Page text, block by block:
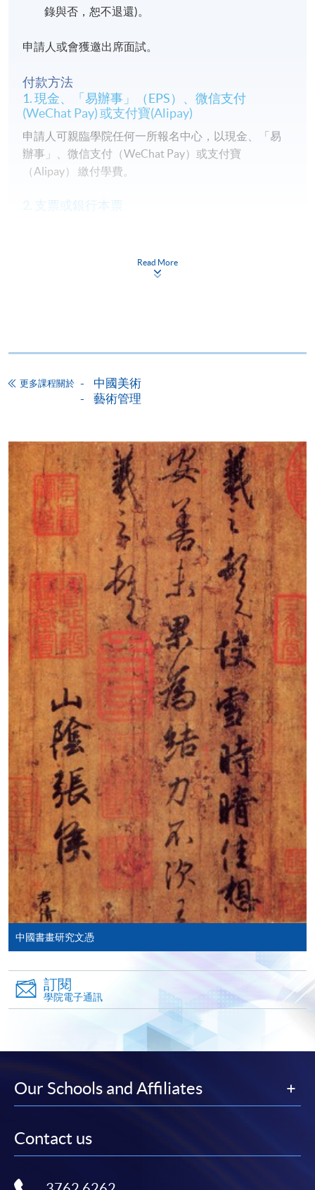
錄與否，恕不退還)。
申請人或會獲邀出席面試。
付款方法
1. 現金、「易辦事」（EPS）、微信支付
(WeChat Pay) 或支付寶(Alipay)
申請人可親臨學院任何一所報名中心，以現金、「易
辦事」、微信支付（WeChat Pay）或支付寶
（Alipay） 繳付學費。
2. 支票或銀行本票
人資料概不負責。
Mastercard（包括「香港大學專業進修學院
Mastercard卡」）繳付學費。香港大學專業進修學院
Mastercard卡持有人，如報讀課程滿港幣2,000元，可
享有十個月免息分期付款優惠，惟課程申請人必須為
信用卡持有人。詳情請向學院報名中心職員查詢。
4. 網上繳費服務
大部份公開招生的課程（以先到先得形式報名）及個
別學歷頒授課程提供網上報名/註冊服務，申請人可在
網上使用「繳費靈」（不適用於手機）、VISA或
Mastercard繳付有關課程的報名費或學費。除上述支
付方式之外，如就讀學歷頒授課程設有網上服務，學
員亦可以微信支付（Online WeChat Pay）、支付寶
（Online Alipay）或轉數快（FPS）繳付學費，詳情請
報名辦法 - 網上報名服務。
注意事項:
如報讀課程將在五個工作天內開課，為免郵遞延誤報
名程序，建議申請人親身到學院報名中心報名，並避
免使用支票付款。
除由學院裁定的特殊情況（例如課程因報名人數不足
而取消）之外，一切已繳費用概不退還。如獲學院批
准退還款項，以現金、易辦事、微信支付、支付寶、
支票或繳費靈（只限網上付款）方式繳交之款項，將
以支票退款；以信用卡繳交之款項，退款將直接退還
到支付款項時使用的信用卡戶口。
除本學院網頁所列明的學費外，個別課程或有其他額
外收費，詳情請聯絡有關學科職員。
學費及學額不得轉讓他人。一經取錄，學員不得轉讀
其他課程，惟學院對特殊情況，可酌情處理。轉讀申
請一經批准，學員須繳付港幣120元手續費。
人資料，概不負責。
若學員有意申請付款證明書，請把填妥之申請表、貼
每張收據申請費用為港幣30 元。支票抬頭註明「香
Read More
更多課程關於
中國美術
藝術管理
中國書畫研究文憑
訂閱
學院電子通訊
Our Schools and Affiliates
Contact us